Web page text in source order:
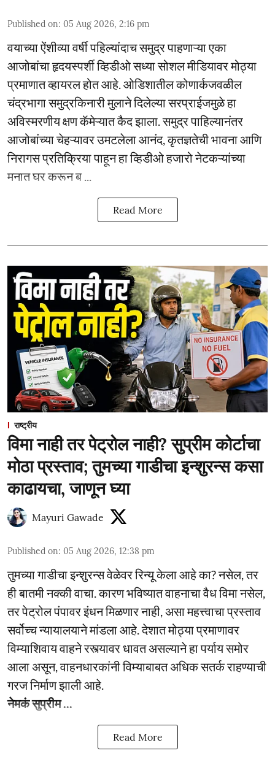
Published on: 05 Aug 2026, 2:16 pm
वयाच्या ऐंशीव्या वर्षी पहिल्यांदाच समुद्र पाहणाऱ्या एका
आजोबांचा हृदयस्पर्शी व्हिडीओ सध्या सोशल मीडियावर मोठ्या
प्रमाणात व्हायरल होत आहे. ओडिशातील कोणार्कजवळील
चंद्रभागा समुद्रकिनारी मुलाने दिलेल्या सरप्राईजमुळे हा
अविस्मरणीय क्षण कॅमेऱ्यात कैद झाला. समुद्र पाहिल्यानंतर
आजोबांच्या चेहऱ्यावर उमटलेला आनंद, कृतज्ञतेची भावना आणि
निरागस प्रतिक्रिया पाहून हा व्हिडीओ हजारो नेटकऱ्यांच्या
मनात घर करून ब ...
Read More
राष्ट्रीय
विमा नाही तर पेट्रोल नाही? सुप्रीम कोर्टाचा
मोठा प्रस्ताव; तुमच्या गाडीचा इन्शुरन्स कसा
काढायचा, जाणून घ्या
Mayuri Gawade
Published on: 05 Aug 2026, 12:38 pm
तुमच्या गाडीचा इन्शुरन्स वेळेवर रिन्यू केला आहे का? नसेल, तर
ही बातमी नक्की वाचा. कारण भविष्यात वाहनाचा वैध विमा नसेल,
तर पेट्रोल पंपावर इंधन मिळणार नाही, असा महत्त्वाचा प्रस्ताव
सर्वोच्च न्यायालयाने मांडला आहे. देशात मोठ्या प्रमाणावर
विम्याशिवाय वाहने रस्त्यावर धावत असल्याने हा पर्याय समोर
आला असून, वाहनधारकांनी विम्याबाबत अधिक सतर्क राहण्याची
गरज निर्माण झाली आहे.
नेमकं सुप्रीम ...
Read More